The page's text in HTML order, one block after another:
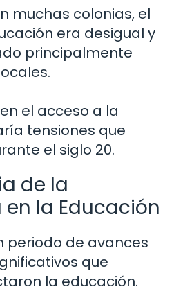
muchas colonias, el
era desigual y
principalmente
el acceso a la
tensiones que
el siglo 20.
de la
la Educación
periodo de avances
que
la educación.